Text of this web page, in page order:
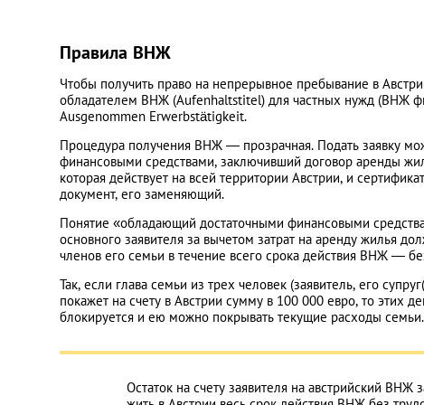
Правила ВНЖ
Чтобы получить право на непрерывное пребывание в
обладателем ВНЖ (Aufenhaltstitel) для частных нужд (ВНЖ
Аusgenommen Erwerbstätigkeit.
Процедура получения ВНЖ — прозрачная. Подать заявку
финансовыми средствами, заключивший договор аренды
которая действует на всей территории Австрии, и
документ, его заменяющий.
Понятие «обладающий достаточными финансовыми
основного заявителя за вычетом затрат на аренду жилья
членов его семьи в течение всего срока действия ВНЖ —
Так, если глава семьи из трех человек (заявитель, его
покажет на счету в Австрии сумму в 100 000 евро, то этих
блокируется и ею можно покрывать текущие расходы семьи.
Остаток на счету заявителя на австрийский